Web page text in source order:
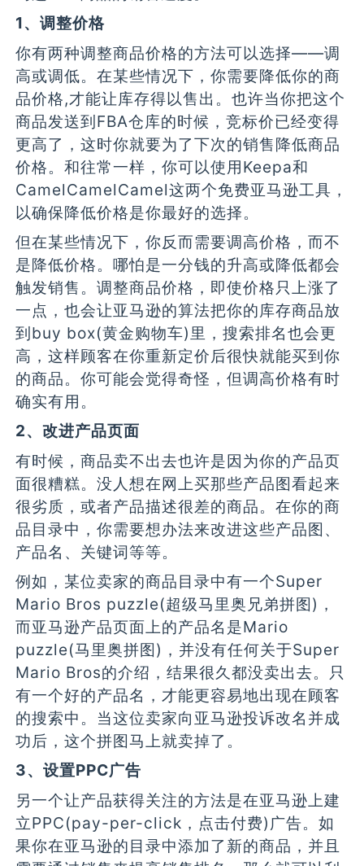
1、调整价格
你有两种调整商品价格的方法可以选择——调
高或调低。在某些情况下，你需要降低你的商
品价格,才能让库存得以售出。也许当你把这个
商品发送到FBA仓库的时候，竞标价已经变得
更高了，这时你就要为了下次的销售降低商品
价格。和往常一样，你可以使用Keepa和
CamelCamelCamel这两个免费亚马逊工具，
以确保降低价格是你最好的选择。
但在某些情况下，你反而需要调高价格，而不
是降低价格。哪怕是一分钱的升高或降低都会
触发销售。调整商品价格，即使价格只上涨了
一点，也会让亚马逊的算法把你的库存商品放
到buy box(黄金购物车)里，搜索排名也会更
高，这样顾客在你重新定价后很快就能买到你
的商品。你可能会觉得奇怪，但调高价格有时
确实有用。
2、改进产品页面
有时候，商品卖不出去也许是因为你的产品页
面很糟糕。没人想在网上买那些产品图看起来
很劣质，或者产品描述很差的商品。在你的商
品目录中，你需要想办法来改进这些产品图、
产品名、关键词等等。
例如，某位卖家的商品目录中有一个Super
Mario Bros puzzle(超级马里奥兄弟拼图)，
而亚马逊产品页面上的产品名是Mario
puzzle(马里奥拼图)，并没有任何关于Super
Mario Bros的介绍，结果很久都没卖出去。只
有一个好的产品名，才能更容易地出现在顾客
的搜索中。当这位卖家向亚马逊投诉改名并成
功后，这个拼图马上就卖掉了。
3、设置PPC广告
另一个让产品获得关注的方法是在亚马逊上建
立PPC(pay-per-click，点击付费)广告。如
果你在亚马逊的目录中添加了新的商品，并且